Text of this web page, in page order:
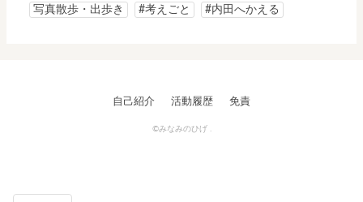
写真散歩・出歩き #考えごと #内田へかえる
自己紹介 活動履歴 免責
©みなみのひげ .